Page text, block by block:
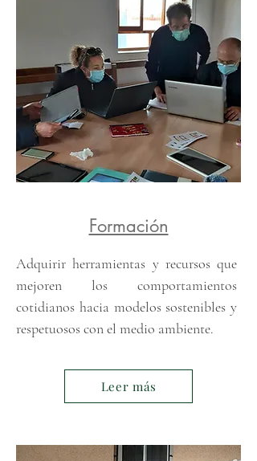
Formación
Adquirir herramientas y recursos que
mejoren los comportamientos
cotidianos hacia modelos sostenibles y
respetuosos con el medio ambiente.
Leer más